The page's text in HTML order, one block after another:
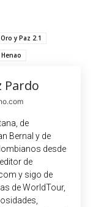
y Paz 2.1
Pardo
de
Bernal y de
desde
de
y sigo de
de WorldTour,